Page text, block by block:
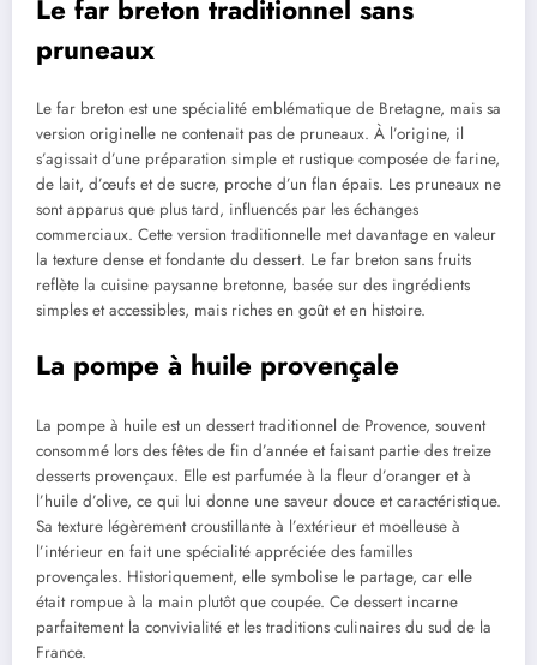
Le far breton traditionnel sans
pruneaux
Le far breton est une spécialité emblématique de Bretagne, mais sa
version originelle ne contenait pas de pruneaux. À l’origine, il
s’agissait d’une préparation simple et rustique composée de farine,
de lait, d’œufs et de sucre, proche d’un flan épais. Les pruneaux ne
sont apparus que plus tard, influencés par les échanges
commerciaux. Cette version traditionnelle met davantage en valeur
la texture dense et fondante du dessert. Le far breton sans fruits
reflète la cuisine paysanne bretonne, basée sur des ingrédients
simples et accessibles, mais riches en goût et en histoire.
La pompe à huile provençale
La pompe à huile est un dessert traditionnel de Provence, souvent
consommé lors des fêtes de fin d’année et faisant partie des treize
desserts provençaux. Elle est parfumée à la fleur d’oranger et à
l’huile d’olive, ce qui lui donne une saveur douce et caractéristique.
Sa texture légèrement croustillante à l’extérieur et moelleuse à
l’intérieur en fait une spécialité appréciée des familles
provençales. Historiquement, elle symbolise le partage, car elle
était rompue à la main plutôt que coupée. Ce dessert incarne
parfaitement la convivialité et les traditions culinaires du sud de la
France.